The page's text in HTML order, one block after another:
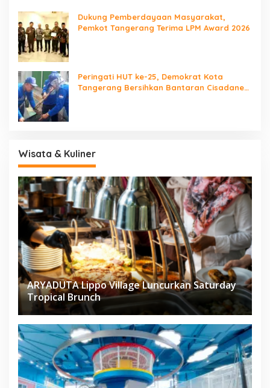
Dukung Pemberdayaan Masyarakat,
Pemkot Tangerang Terima LPM Award 2026
Peringati HUT ke-25, Demokrat Kota
Tangerang Bersihkan Bantaran Cisadane
Wisata & Kuliner
ARYADUTA Lippo Village Luncurkan Saturday
Tropical Brunch